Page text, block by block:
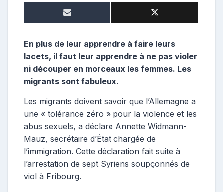
En plus de leur apprendre à faire leurs
lacets, il faut leur apprendre à ne pas violer
ni découper en morceaux les femmes. Les
migrants sont fabuleux.
Les migrants doivent savoir que l’Allemagne a
une « tolérance zéro » pour la violence et les
abus sexuels, a déclaré Annette Widmann-
Mauz, secrétaire d’État chargée de
l’immigration. Cette déclaration fait suite à
l’arrestation de sept Syriens soupçonnés de
viol à Fribourg.